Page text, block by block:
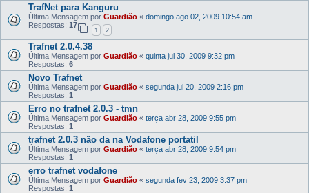
TrafNet para Kanguru
Última Mensagem por Guardião « domingo ago 02, 2009 10:54 am
Respostas: 17
1 2
Trafnet 2.0.4.38
Última Mensagem por Guardião « quinta jul 30, 2009 9:32 pm
Respostas: 6
Novo Trafnet
Última Mensagem por Guardião « segunda jul 20, 2009 2:16 pm
Respostas: 1
Erro no trafnet 2.0.3 - tmn
Última Mensagem por Guardião « terça abr 28, 2009 9:55 pm
Respostas: 1
trafnet 2.0.3 não da na Vodafone portatil
Última Mensagem por Guardião « terça abr 28, 2009 9:54 pm
Respostas: 1
erro trafnet vodafone
Última Mensagem por Guardião « segunda fev 23, 2009 3:37 pm
Respostas: 1